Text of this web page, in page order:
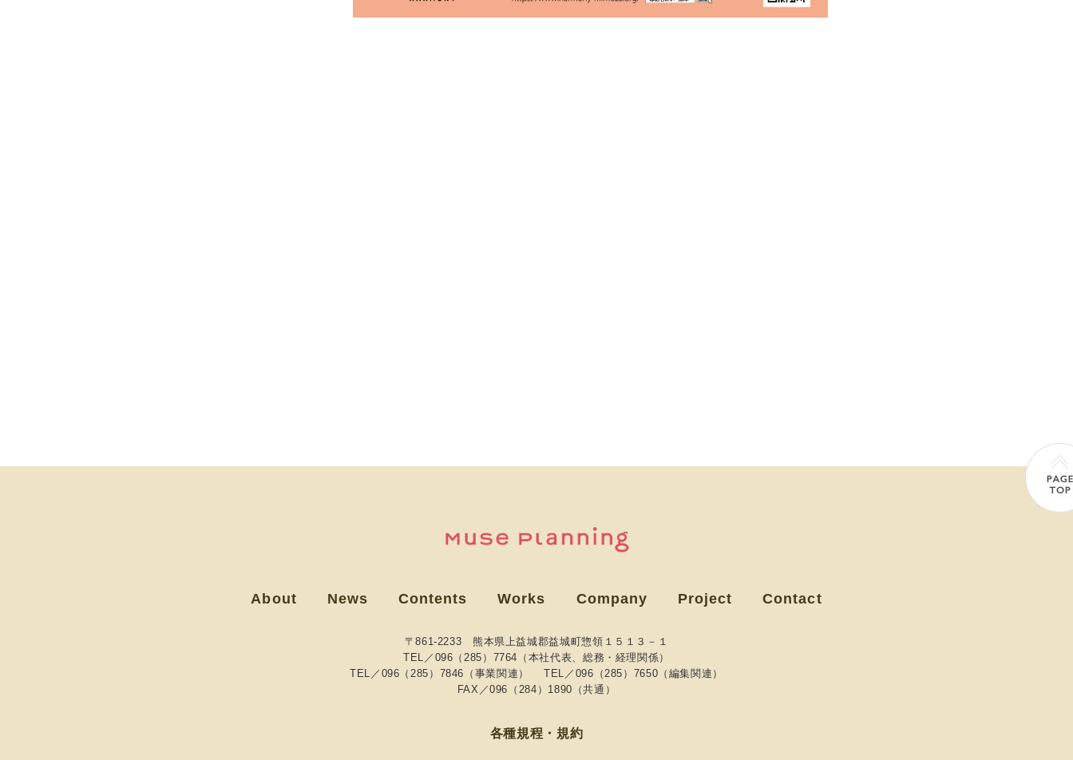
About News Contents Works Company Project Contact
〒861-2233 熊本県上益城郡益城町惣領１５１３－１
TEL／096（285）7764（本社代表、総務・経理関係）
TEL／096（285）7846（事業関連）
TEL／096（285）7650（編集関連）
FAX／096（284）1890（共通）
各種規程・規約